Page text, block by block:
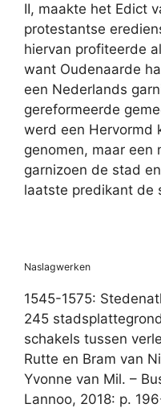
II, maakte het Edict
protestantse
hiervan profiteerde
want Oudenaarde
een Nederlands
gereformeerde
werd een Hervormd
genomen, maar een
garnizoen de stad
laatste predikant de
Naslagwerken
1545-1575:
245
schakels tussen
Rutte en Bram van
Yvonne van Mil. –
Lannoo, 2018: p.